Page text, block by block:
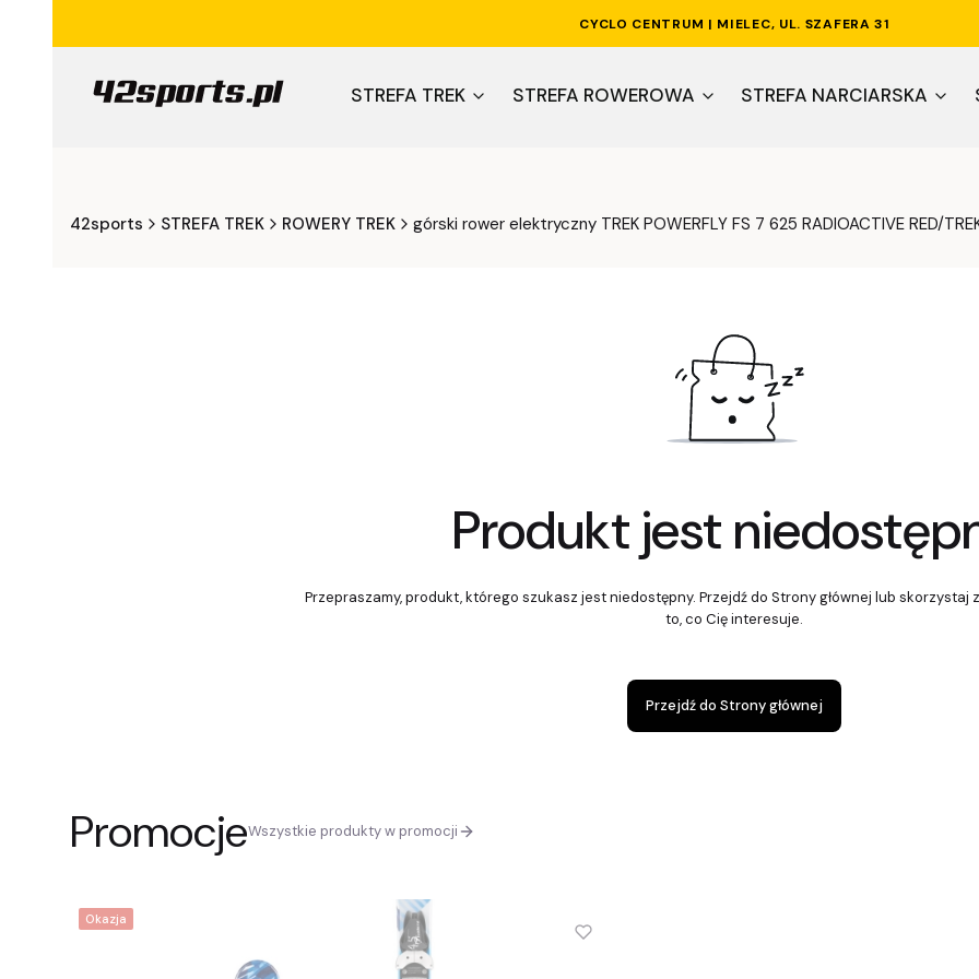
CYCLO CENTRUM | MIELEC, UL. SZAFERA 31
STREFA TREK STREFA ROWEROWA STREFA NARCIARSKA
42sports STREFA TREK ROWERY TREK górski rower elektryczny TREK POWERFLY FS 7 625 RADIOACTIVE RED/
Produkt jest
Przepraszamy, produkt, którego szukasz jest niedostępny. Przejdź do Strony głównej lub skorzystaj
to, co Cię interesuje.
Przejdź do Strony głównej
PromocjeWszystkie produkty w promocji
Okazja